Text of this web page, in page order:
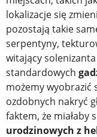
lokalizacje się
pozostają takie
serpentyny,
witający
standardowych
możemy wyobrazić
ozdobnych nakryć
faktem, że miałaby
urodzinowych z